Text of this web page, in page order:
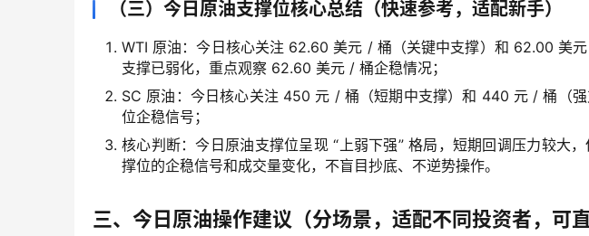
（三）今日原油支撑位核心总结（快速参考，适配新手）
WTI 原油：今日核心关注 62.60 美元 / 桶（关键中支撑）和 62.00 美
支撑已弱化，重点观察 62.60 美元 / 桶企稳情况；
SC 原油：今日核心关注 450 元 / 桶（短期中支撑）和 440 元 / 桶（
位企稳信号；
核心判断：今日原油支撑位呈现 “上弱下强” 格局，短期回调压力较大
撑位的企稳信号和成交量变化，不盲目抄底、不逆势操作。
三、今日原油操作建议（分场景，适配不同投资者，可直